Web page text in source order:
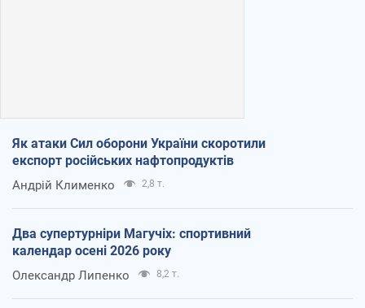
Як атаки Сил оборони України скоротили
експорт російських нафтопродуктів
Андрій Клименко 2,8 т.
Два супертурніри Магучіх: спортивний
календар осені 2026 року
Олександр Липенко 8,2 т.